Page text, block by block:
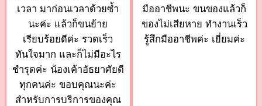
เวลา มาก่อนเวลาด้วยซ้ำ
นะค่ะ แล้วก็ขนย้าย
เรียบร้อยดีค่ะ รวดเร็ว
ทันใจมาก และก็ไม่มีอะไร
ชำรุดค่ะ น้องเค้าอัธยาศัยดี
ทุกคนค่ะ ขอบคุณนะค่ะ
สำหรับการบริการของคุณ
มืออาชีพนะ ขนของแล้วก็
ของไม่เสียหาย ทำงานเร็ว
รู้สึกมืออาชีพค่ะ เยี่ยมค่ะ